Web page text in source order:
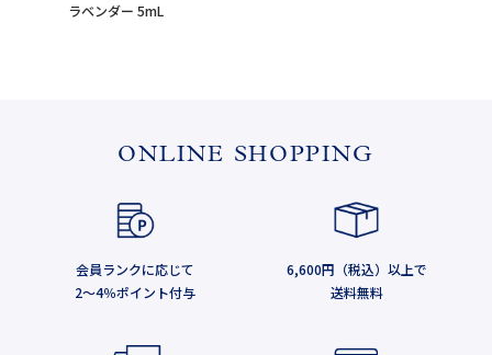
ラベンダー 5mL
ONLINE SHOPPING
会員ランクに応じて
2～4％ポイント付与
6,600円（税込）以上で
送料無料